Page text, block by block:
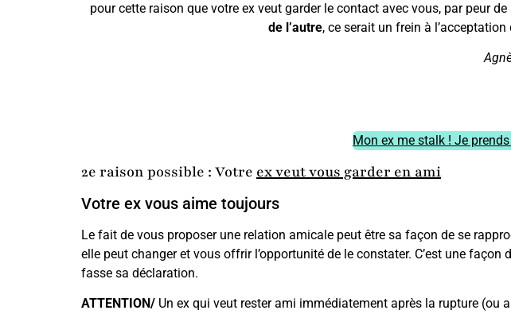
pour cette raison que votre ex veut garder le contact avec vous, par peur de
de l’autre, ce serait un frein à
Mon ex me stalk ! Je
2e raison possible : Votre ex veut vous garder en ami
Votre ex vous aime toujours
Le fait de vous proposer une relation amicale peut être sa façon de se
elle peut changer et vous offrir l’opportunité de le constater. C’est une
fasse sa déclaration.
ATTENTION/ Un ex qui veut rester ami immédiatement après la rupture (ou